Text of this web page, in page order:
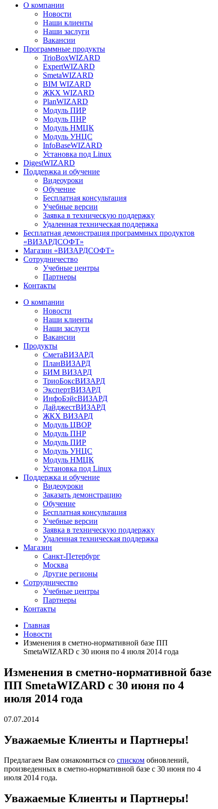
О компании
Новости
Наши клиенты
Наши заслуги
Вакансии
Программные продукты
TrioBoxWIZARD
ExpertWIZARD
SmetaWIZARD
BIM WIZARD
ЖКХ WIZARD
PlanWIZARD
Модуль ПИР
Модуль ПНР
Модуль НМЦК
Модуль УНЦС
InfoBaseWIZARD
Установка под Linux
DigestWIZARD
Поддержка и обучение
Видеоуроки
Обучение
Бесплатная консультация
Учебные версии
Заявка в техническую поддержку
Удаленная техническая поддержка
Бесплатная демонстрация программных продуктов
«ВИЗАРДСОФТ»
Магазин «ВИЗАРДСОФТ»
Сотрудничество
Учебные центры
Партнеры
Контакты
О компании
Новости
Наши клиенты
Наши заслуги
Вакансии
Продукты
СметаВИЗАРД
ПланВИЗАРД
БИМ ВИЗАРД
ТриоБоксВИЗАРД
ЭкспертВИЗАРД
ИнфоБэйсВИЗАРД
ДайджестВИЗАРД
ЖКХ ВИЗАРД
Модуль ЦВОР
Модуль ПНР
Модуль ПИР
Модуль УНЦС
Модуль НМЦК
Установка под Linux
Поддержка и обучение
Видеоуроки
Заказать демонстрацию
Обучение
Бесплатная консультация
Учебные версии
Заявка в техническую поддержку
Удаленная техническая поддержка
Магазин
Санкт-Петербург
Москва
Другие регионы
Сотрудничество
Учебные центры
Партнеры
Контакты
Главная
Новости
Изменения в сметно-нормативной базе ПП
SmetaWIZARD с 30 июня по 4 июля 2014 года
Изменения в сметно-нормативной базе
ПП SmetaWIZARD с 30 июня по 4
июля 2014 года
07.07.2014
Уважаемые Клиенты и Партнеры!
Предлагаем Вам ознакомиться со списком обновлений,
произведенных в сметно-нормативной базе с 30 июня по 4
июля 2014 года.
Уважаемые Клиенты и Партнеры!